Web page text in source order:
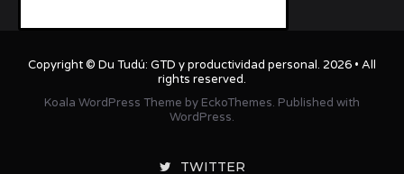
Copyright © Du Tudú: GTD y productividad personal. 2026 • All
rights reserved.
Koala WordPress Theme by EckoThemes. Published with
WordPress.
TWITTER